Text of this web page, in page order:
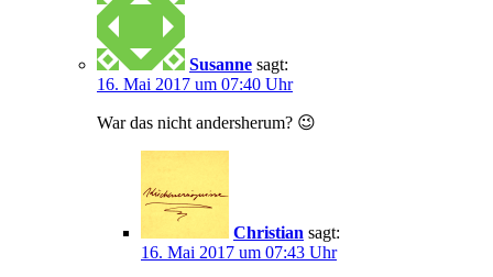
Susanne sagt:
16. Mai 2017 um 07:40 Uhr
War das nicht andersherum? 😉
Christian sagt:
16. Mai 2017 um 07:43 Uhr